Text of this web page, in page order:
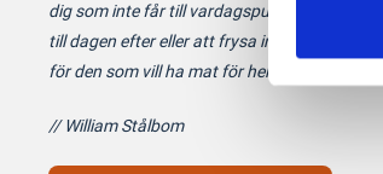
dig som inte får till vardagspusslet.
till dagen efter eller att frysa in. Eller varför
för den som vill ha mat för hela veckan.
// William Stålbom